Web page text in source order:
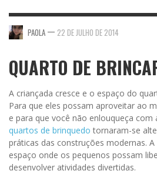
PAOLA — 22 DE JULHO DE 2014
QUARTO DE
A criançada cresce e o espaço do
Para que eles possam aproveitar ao
e para que você não enlouqueça com
quartos de brinquedo tornaram-se
práticas das construções modernas.
espaço onde os pequenos possam
desenvolver atividades divertidas.